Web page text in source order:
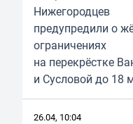
Нижегородцев
предупредили о
ограничениях
на перекрёстке
и Сусловой до 18
26.04, 10:04